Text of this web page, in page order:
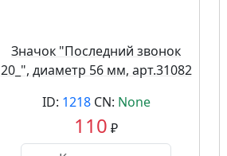
Значок "Последний звонок
20_", диаметр 56 мм, арт.31082
ID: 1218CN: None
110 ₽